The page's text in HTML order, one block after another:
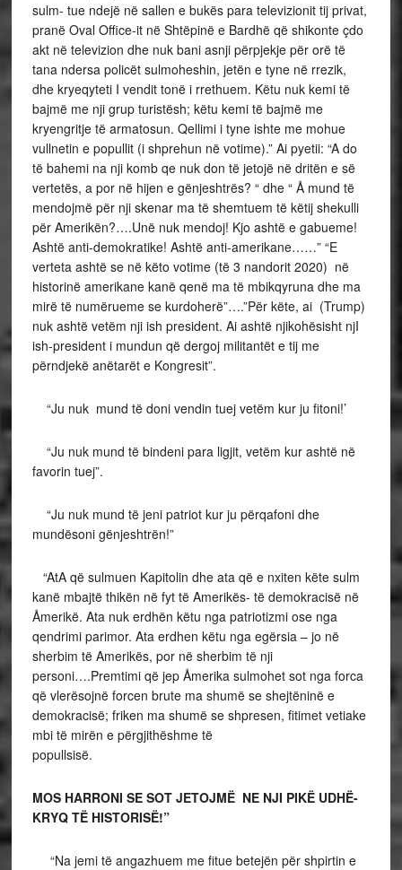
sulm- tue ndejë në sallen e bukës para televizionit tij privat,
pranë Oval Office-it në Shtëpinë e Bardhë që shikonte çdo
akt në televizion dhe nuk bani asnji përpjekje për orë të
tana ndersa policët sulmoheshin, jetën e tyne në rrezik,
dhe kryeqyteti I vendit tonë i rrethuem. Këtu nuk kemi të
bajmë me nji grup turistësh; këtu kemi të bajmë me
kryengritje të armatosun. Qellimi i tyne ishte me mohue
vullnetin e popullit (i shprehun në votime).” Ai pyetii: “A do
të bahemi na nji komb qe nuk don të jetojë në dritën e së
vertetës, a por në hijen e gënjeshtrës? “ dhe “ Å mund të
mendojmë për nji skenar ma të shemtuem të këtij shekulli
për Amerikën?….Unë nuk mendoj! Kjo ashtë e gabueme!
Ashtë anti-demokratike! Ashtë anti-amerikane……” “E
verteta ashtë se në këto votime (të 3 nandorit 2020) në
historinë amerikane kanë qenë ma të mbikqyruna dhe ma
mirë të numërueme se kurdoherë”….”Për këte, ai (Trump)
nuk ashtë vetëm nji ish president. Ai ashtë njikohësisht njI
ish-president i mundun që dergoj militantët e tij me
përndjekë anëtarët e Kongresit”.
“Ju nuk mund të doni vendin tuej vetëm kur ju fitoni!’
“Ju nuk mund të bindeni para ligjit, vetëm kur ashtë në
favorin tuej”.
“Ju nuk mund të jeni patriot kur ju përqafoni dhe
mundësoni gënjeshtrën!”
“AtA që sulmuen Kapitolin dhe ata që e nxiten këte sulm
kanë mbajtë thikën në fyt të Amerikës- të demokracisë në
Åmerikë. Ata nuk erdhën këtu nga patriotizmi ose nga
qendrimi parimor. Ata erdhen këtu nga egërsia – jo në
sherbim të Amerikës, por në sherbim të nji
personi….Premtimi që jep Åmerika sulmohet sot nga forca
që vlerësojnë forcen brute ma shumë se shejtëninë e
demokracisë; friken ma shumë se shpresen, fitimet vetiake
mbi të mirën e përgjithëshme të
MOS HARRONI SE SOT JETOJMË NE NJI PIKË UDHË-
KRYQ TË HISTORISË!”
“Na jemi të angazhuem me fitue betejën për shpirtin e